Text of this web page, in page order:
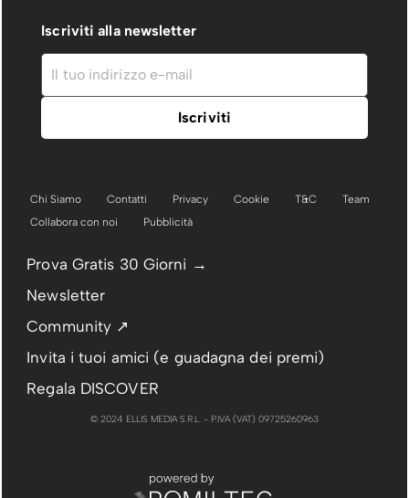
Iscriviti alla newsletter
Chi Siamo Contatti Privacy Cookie T&C
Team
Collabora con noi
Pubblicità
Prova Gratis 30 Giorni →
Newsletter
Community ↗
Invita i tuoi amici (e guadagna dei premi)
Regala DISCOVER
© 2024 ELLIS MEDIA S.R.L. - P.IVA (VAT) 09725260963